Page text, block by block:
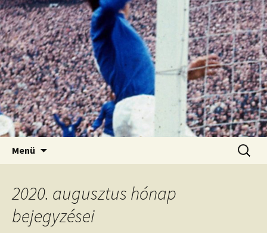
Old Firm blog
Kordon nélkül
Menü
2020. augusztus hónap
bejegyzései